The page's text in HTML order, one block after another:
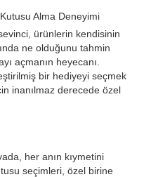
Alma Deneyimi
ürünlerin kendisinin
ne olduğunu tahmin
açmanın heyecanı.
bir hediyeyi seçmek
inanılmaz derecede özel
her anın kıymetini
seçimleri, özel birine